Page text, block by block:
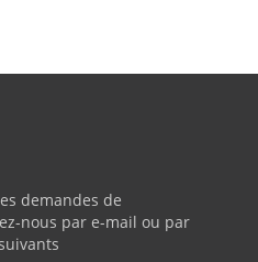
demandes de
nous par e-mail ou par